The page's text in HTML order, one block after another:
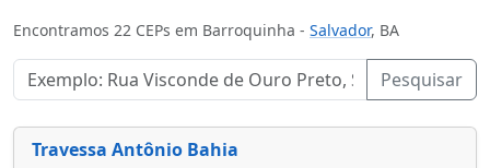
Encontramos 22 CEPs em Barroquinha - Salvador, BA
Pesquisar
Travessa Antônio Bahia